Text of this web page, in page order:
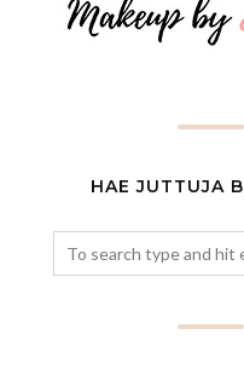
HAE JUTTUJA